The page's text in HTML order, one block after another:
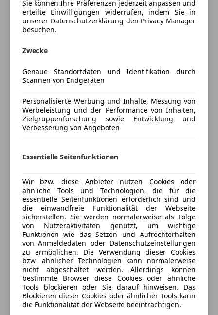
Schlüssellose Zentralverriegelung
Sitzheizung
Tempomat
Unterhaltung/Media
Bordcomputer
DAB-Radio
Freisprecheinrichtung
MP3
Radio
Abstandstempomat
Alarmanlage
Beifahrerairbag
ESP
Fahrerairbag
Isofix
LED-Scheinwerfer
LED-Tagfahrlicht
Nebelscheinwerfer
Notbremsassistent
Seitenairbag
Servolenkung
Motorhaube, Audiosystem - RDS/ MP3/ DAB/ 6
Lautsprecher, Außenspiegelabdeckung mit integrierte
Beschlagsystem), Automatische, Belüftungshebel mit
dritten Bremsleuchte, DBC - Bergabfahrhilfe,
Designkühlergrill Chrom, Drive Mode Select -
Abblendautomatik und integriertem Kompass,
Einseitige Doppelrohr Auspuffanlage, EPB - Electric
Parking Brake - Elektrische Handbremse, ESS -
Warnblinkaut. bei Vollbremsung, Fahrer- und
in Chrom, Frontscheibenwischer mit Intervall,
Garantie, geschwindigkeitsabhängige
Türverriegelung, HAC - Hillstart Assist Control -
Berganfahrhilfe, Handschuchfach beleuchtet,
Handschuhfach kühlbar, Heckscheiben
Wisch-/Waschanlage, Instrumentenbeleuchtung
einstellbar, Kartenleselampen vorne mit
Sonnenbrillenfach am Dachhimmel, Kartentasche an
der Rückseite von Fahrer- und Beifahrerseite,
Kindersicherung an den beiden hinteren Türen,
Kofferraumassistent, Kofferraumbeleuchtung,
Kofferraumnetz, Komfortblinker mit Tippfunktion,
Mehr anzeigen
Versicherungsschutz an Ihre Bedürfnisse
anpassen
Freischaden-Gutschein ab Stufe 0
Auto einfach online versichern & Rabatt holen
Jetzt berechnen
Sie können Ihre Präferenzen jederzeit anpassen und
erteilte Einwilligungen widerrufen, indem Sie in
unserer Datenschutzerklärung den Privacy Manager
besuchen.
Zwecke
Genaue Standortdaten und Identifikation durch
Scannen von Endgeräten
Personalisierte Werbung und Inhalte, Messung von
Werbeleistung und der Performance von Inhalten,
Zielgruppenforschung sowie Entwicklung und
Verbesserung von Angeboten
Essentielle Seitenfunktionen
Wir bzw. diese Anbieter nutzen Cookies oder
ähnliche Tools und Technologien, die für die
essentielle Seitenfunktionen erforderlich sind und
die einwandfreie Funktionalität der Webseite
sicherstellen. Sie werden normalerweise als Folge
von Nutzeraktivitäten genutzt, um wichtige
Funktionen wie das Setzen und Aufrechterhalten
von Anmeldedaten oder Datenschutzeinstellungen
zu ermöglichen. Die Verwendung dieser Cookies
bzw. ähnlicher Technologien kann normalerweise
nicht abgeschaltet werden. Allerdings können
bestimmte Browser diese Cookies oder ähnliche
Tools blockieren oder Sie darauf hinweisen. Das
Blockieren dieser Cookies oder ähnlicher Tools kann
die Funktionalität der Webseite beeinträchtigen.